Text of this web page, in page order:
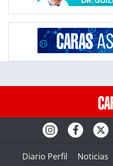
Diario Perfil Noticias